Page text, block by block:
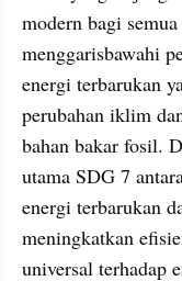
modern bagi
menggarisbawahi
energi terbarukan
perubahan iklim
bahan bakar fosil.
utama SDG 7
energi terbarukan
meningkatkan
universal terhadap